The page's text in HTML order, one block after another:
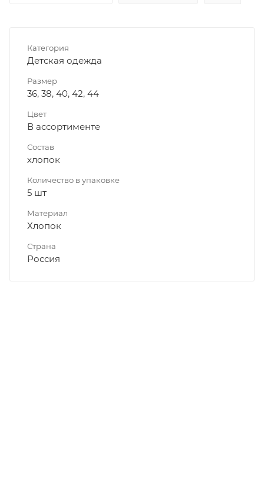
Категория
Детская одежда
Размер
36, 38, 40, 42, 44
Цвет
В ассортименте
Состав
хлопок
Количество в упаковке
5 шт
Материал
Хлопок
Страна
Россия